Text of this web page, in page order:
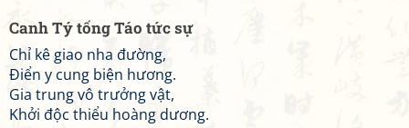
Canh Tý tống Táo tức sự
Chỉ kê giao nha đường,
Điển y cung biện hương.
Gia trung vô trưởng vật,
Khởi độc thiểu hoàng dương.